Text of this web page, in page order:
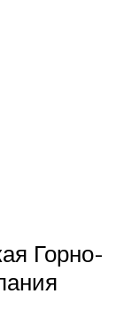
Горно-